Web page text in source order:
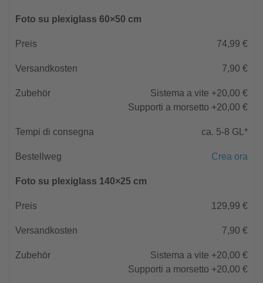
Foto su plexiglass 60×50 cm
74,99 €
7,90 €
Sistema a vite +20,00 €
Supporti a morsetto +20,00 €
ca. 5-8 GL*
Crea ora
Foto su plexiglass 140×25 cm
129,99 €
7,90 €
Sistema a vite +20,00 €
Supporti a morsetto +20,00 €